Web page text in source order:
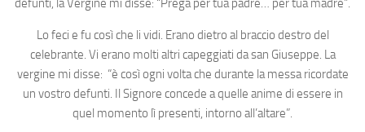
defunti, la Vergine mi disse: “Prega per tua padre… per tua madre”.
Lo feci e fu così che li vidi. Erano dietro al braccio destro del
celebrante. Vi erano molti altri capeggiati da san Giuseppe. La
vergine mi disse: “è così ogni volta che durante la messa ricordate
un vostro defunti. Il Signore concede a quelle anime di essere in
quel momento lì presenti, intorno all’altare”.